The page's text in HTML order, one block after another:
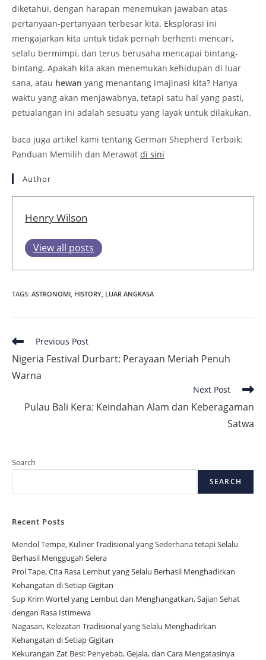
diketahui, dengan harapan menemukan jawaban atas
pertanyaan-pertanyaan terbesar kita. Eksplorasi ini
mengajarkan kita untuk tidak pernah berhenti mencari,
selalu bermimpi, dan terus berusaha mencapai bintang-
bintang. Apakah kita akan menemukan kehidupan di luar
sana, atau hewan yang menantang imajinasi kita? Hanya
waktu yang akan menjawabnya, tetapi satu hal yang pasti,
petualangan ini adalah sesuatu yang layak untuk dilakukan.
baca juga artikel kami tentang German Shepherd Terbaik:
Panduan Memilih dan Merawat di sini
Author
Henry Wilson
View all posts
TAGS: ASTRONOMI HISTORY LUAR ANGKASA
Read
articles
Previous Post
Nigeria Festival Durbart: Perayaan Meriah Penuh
Warna
Next Post
Pulau Bali Kera: Keindahan Alam dan Keberagaman
Satwa
Search
SEARCH
Recent Posts
Mendol Tempe, Kuliner Tradisional yang Sederhana tetapi Selalu
Berhasil Menggugah Selera
Prol Tape, Cita Rasa Lembut yang Selalu Berhasil Menghadirkan
Kehangatan di Setiap Gigitan
Sup Krim Wortel yang Lembut dan Menghangatkan, Sajian Sehat
dengan Rasa Istimewa
Nagasari, Kelezatan Tradisional yang Selalu Menghadirkan
Kehangatan di Setiap Gigitan
Kekurangan Zat Besi: Penyebab, Gejala, dan Cara Mengatasinya